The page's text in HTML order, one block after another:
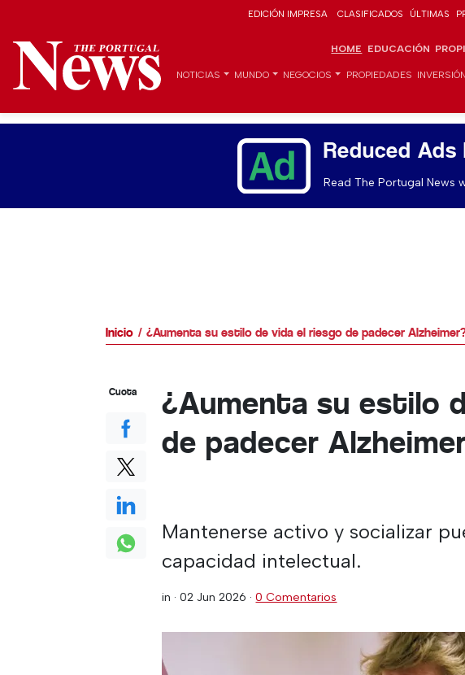
EDICIÓN IMPRESA CLASIFICADOS ÚLTIMAS
HOME EDUCACIÓN
NOTICIAS MUNDO NEGOCIOS PROPIEDADES INVERSIÓN
Reduced Ads
Read The Portugal News
Inicio ¿Aumenta su estilo de vida el riesgo de padecer
¿Aumenta su estilo
de padecer
Mantenerse activo y socializar
capacidad intelectual.
in ·02 Jun 2026 ·0 Comentarios
Cuota